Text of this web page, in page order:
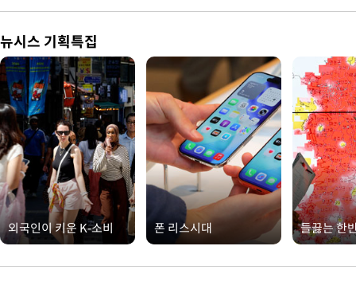
뉴시스 기획특집
외국인이 키운 K-소비 폰 리스시대 들끓는 한